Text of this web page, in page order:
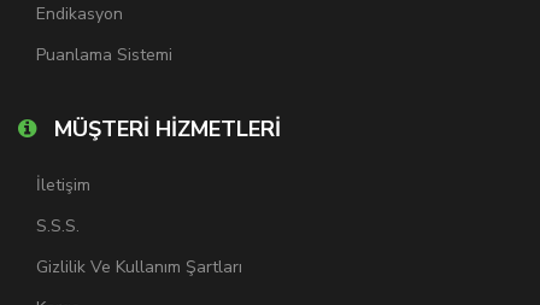
Endikasyon
Puanlama Sistemi
MÜŞTERİ HİZMETLERİ
İletişim
S.S.S.
Gizlilik Ve Kullanım Şartları